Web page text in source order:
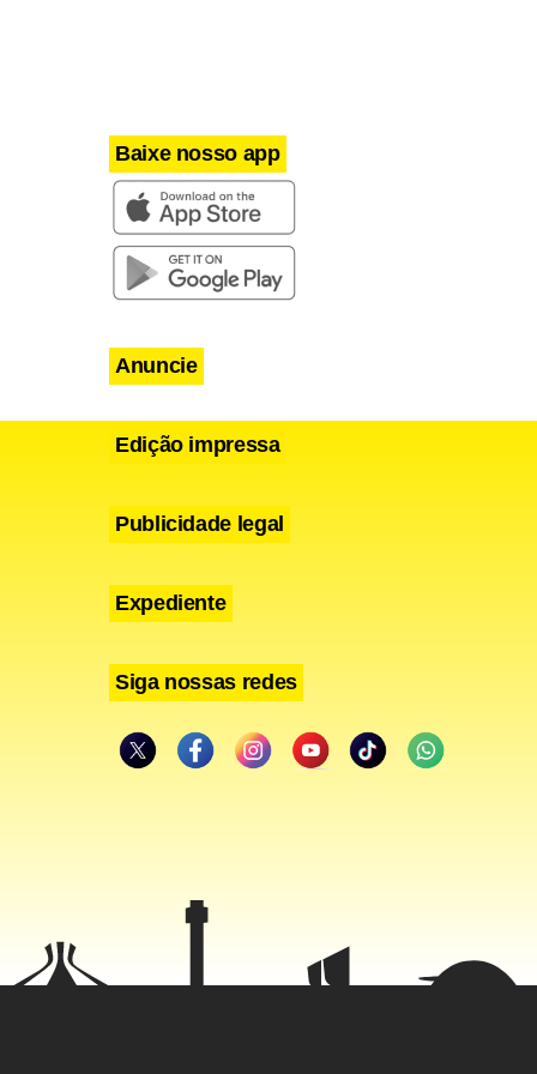
com a
e a
Baixe nosso app
Anuncie
Edição impressa
Publicidade legal
Expediente
Siga nossas redes